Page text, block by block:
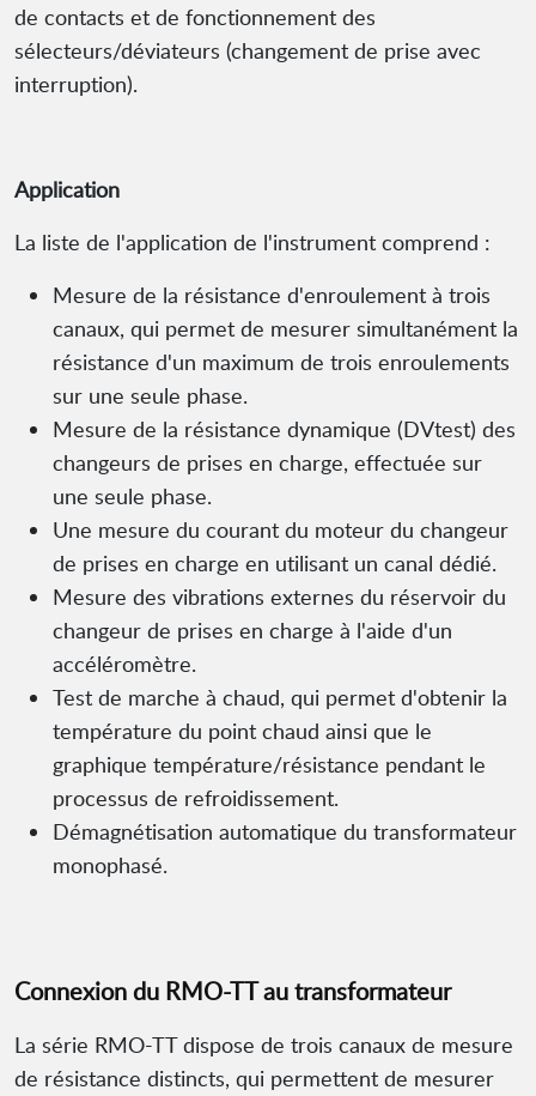
de contacts et de fonctionnement des
sélecteurs/déviateurs (changement de prise avec
interruption).
Application
La liste de l'application de l'instrument comprend :
Mesure de la résistance d'enroulement à trois
canaux, qui permet de mesurer simultanément la
résistance d'un maximum de trois enroulements
sur une seule phase.
Mesure de la résistance dynamique (DVtest) des
changeurs de prises en charge, effectuée sur
une seule phase.
Une mesure du courant du moteur du changeur
de prises en charge en utilisant un canal dédié.
Mesure des vibrations externes du réservoir du
changeur de prises en charge à l'aide d'un
accéléromètre.
Test de marche à chaud, qui permet d'obtenir la
température du point chaud ainsi que le
graphique température/résistance pendant le
processus de refroidissement.
Démagnétisation automatique du transformateur
monophasé.
Connexion du RMO-TT au transformateur
La série RMO-TT dispose de trois canaux de mesure
de résistance distincts, qui permettent de mesurer